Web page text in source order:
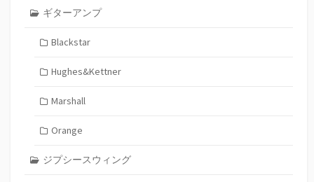
ギターアンプ
Blackstar
Hughes&Kettner
Marshall
Orange
ジプシースウィング